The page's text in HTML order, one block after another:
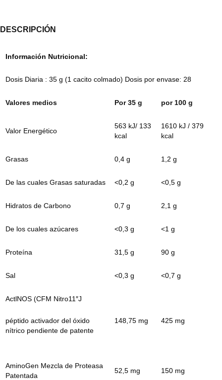
DESCRIPCIÓN
Información Nutricional:
Dosis Diaria : 35 g (1 cacito colmado) Dosis por envase: 28
Valores medios Por 35 g por 100 g
Valor Energético
563 kJ/ 133
kcal
1610 kJ / 379
kcal
Grasas 0,4 g 1,2 g
De las cuales Grasas saturadas <0,2 g <0,5 g
Hidratos de Carbono 0,7 g 2,1 g
De los cuales azúcares <0,3 g <1 g
Proteína 31,5 g 90 g
Sal <0,3 g <0,7 g
ActlNOS (CFM Nitro11″J
péptido activador del óxido
nítrico pendiente de patente
148,75 mg 425 mg
AminoGen Mezcla de Proteasa
Patentada
52,5 mg 150 mg